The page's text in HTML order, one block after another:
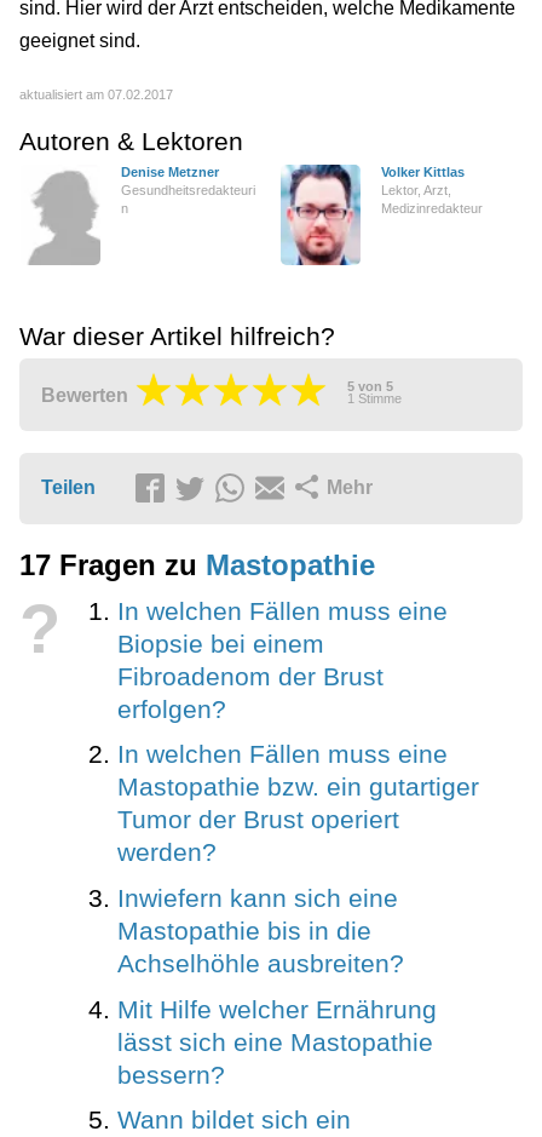
sind. Hier wird der Arzt entscheiden, welche Medikamente
geeignet sind.
aktualisiert am 07.02.2017
Autoren & Lektoren
Denise Metzner
Gesundheitsredakteuri
n
Volker Kittlas
Lektor, Arzt,
Medizinredakteur
War dieser Artikel hilfreich?
Bewerten 5 von 5
1 Stimme
Teilen Mehr
17 Fragen zu Mastopathie
?
In welchen Fällen muss eine
Biopsie bei einem
Fibroadenom der Brust
erfolgen?
In welchen Fällen muss eine
Mastopathie bzw. ein gutartiger
Tumor der Brust operiert
werden?
Inwiefern kann sich eine
Mastopathie bis in die
Achselhöhle ausbreiten?
Mit Hilfe welcher Ernährung
lässt sich eine Mastopathie
bessern?
Wann bildet sich ein